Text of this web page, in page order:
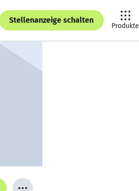
Stellenanzeige schalten
Produkte